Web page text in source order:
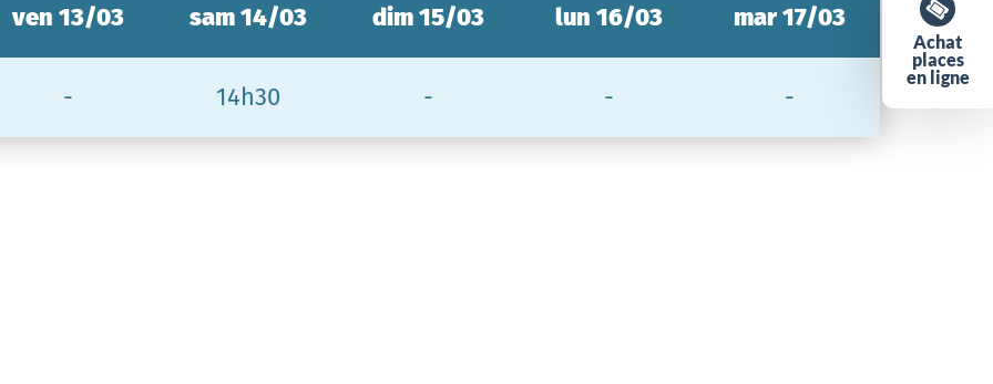
Achat
places
en ligne
ven 13/03
-
sam 14/03
14h30
dim 15/03
-
lun 16/03
-
mar 17/03
-